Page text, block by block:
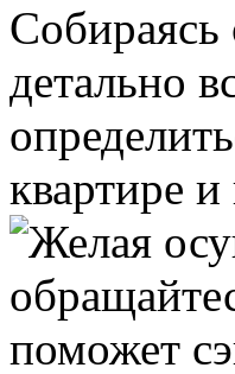
Собираясь
детально
квартире